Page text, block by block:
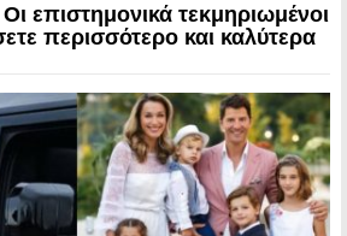
επιστημονικά τεκμηριωμένοι
περισσότερο και καλύτερα